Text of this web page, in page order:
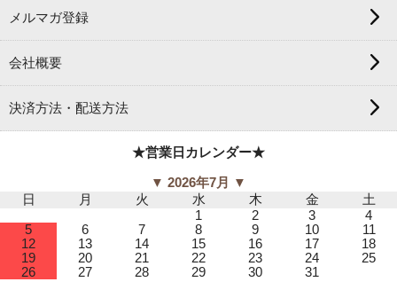
メルマガ登録
会社概要
決済方法・配送方法
★営業日カレンダー★
▼ 2026年7月 ▼
日
月 火 水 木 金
土
1
2 3
4
5
6 7 8 9 10
11
12
13 14 15 16 17
18
19
20 21 22 23 24
25
26
27 28 29 30 31